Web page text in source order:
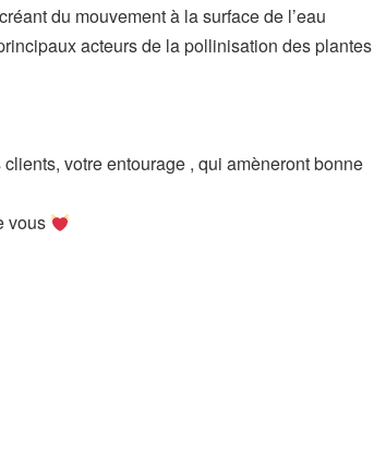
du mouvement à la surface de l’eau
acteurs de la pollinisation des plantes
votre entourage , qui amèneront bonne
vous